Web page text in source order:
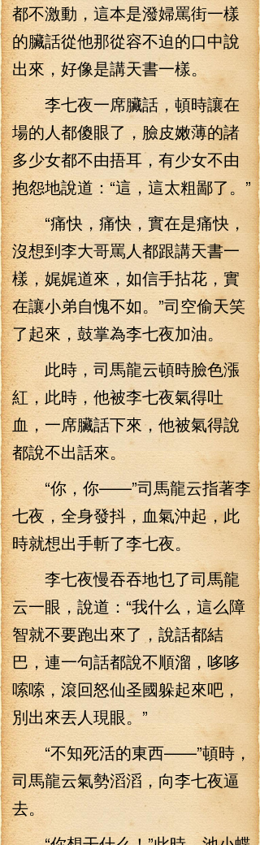
都不激動，這本是潑婦罵街一樣
的臟話從他那從容不迫的口中說
出來，好像是講天書一樣。
李七夜一席臟話，頓時讓在
場的人都傻眼了，臉皮嫩薄的諸
多少女都不由捂耳，有少女不由
抱怨地說道：“這，這太粗鄙了。”
“痛快，痛快，實在是痛快，
沒想到李大哥罵人都跟講天書一
樣，娓娓道來，如信手拈花，實
在讓小弟自愧不如。”司空偷天笑
了起來，鼓掌為李七夜加油。
此時，司馬龍云頓時臉色漲
紅，此時，他被李七夜氣得吐
血，一席臟話下來，他被氣得說
都說不出話來。
“你，你——”司馬龍云指著李
七夜，全身發抖，血氣沖起，此
時就想出手斬了李七夜。
李七夜慢吞吞地乜了司馬龍
云一眼，說道：“我什么，這么障
智就不要跑出來了，說話都結
巴，連一句話都說不順溜，哆哆
嗦嗦，滾回怒仙圣國躲起來吧，
別出來丟人現眼。”
“不知死活的東西——”頓時，
司馬龍云氣勢滔滔，向李七夜逼
去。